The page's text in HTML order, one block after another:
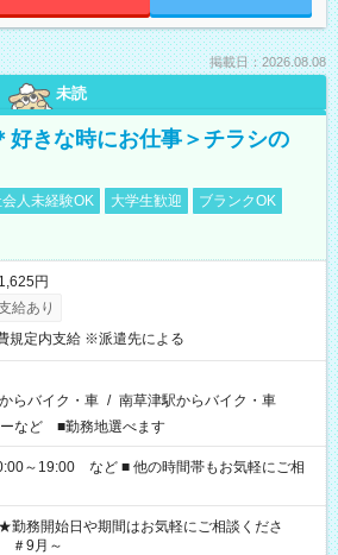
掲載日：2026.08.08
未読
好きな時にお仕事＞チラシの
人未経験OK 大学生歓迎
ブランクOK
円
給あり
規定内支給 ※派遣先による
らバイク・車 / 南草津駅からバイク・車
など ■勤務地選べます
ど ■ 他の時間帯もお気軽にご相
務開始日や期間はお気軽にご相談くださ
9月～